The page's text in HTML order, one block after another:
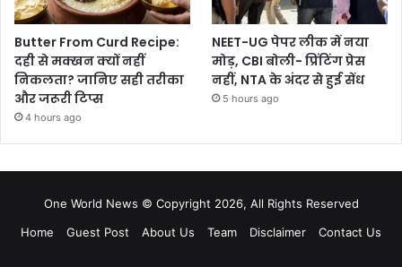
Butter From Curd Recipe:
दही से मक्खन क्यों नहीं
निकलता? जानिए सही तरीका
और जरूरी टिप्स
4 hours ago
NEET-UG पेपर लीक में नया
मोड़, CBI बोली- प्रिंटिंग प्रेस
नहीं, NTA के अंदर से हुई सेंध
5 hours ago
One World News © Copyright 2026, All Rights Reserved
Home
Guest Post About Us Team Disclaimer Contact Us